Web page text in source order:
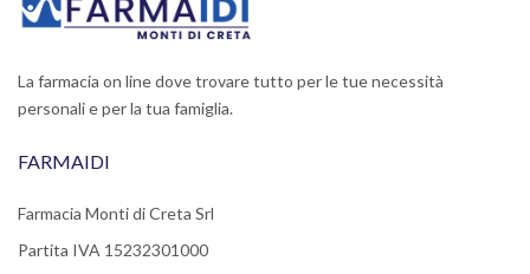
La farmacia on line dove trovare tutto per le tue necessità
personali e per la tua famiglia.
FARMAIDI
Farmacia Monti di Creta Srl
Partita IVA 15232301000